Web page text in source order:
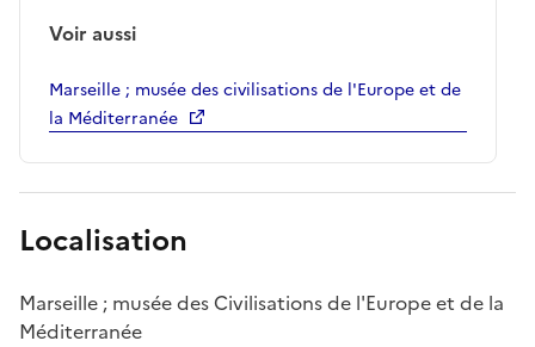
Voir aussi
Marseille ; musée des civilisations de l'Europe et de
la Méditerranée
Localisation
Marseille ; musée des Civilisations de l'Europe et de la
Méditerranée